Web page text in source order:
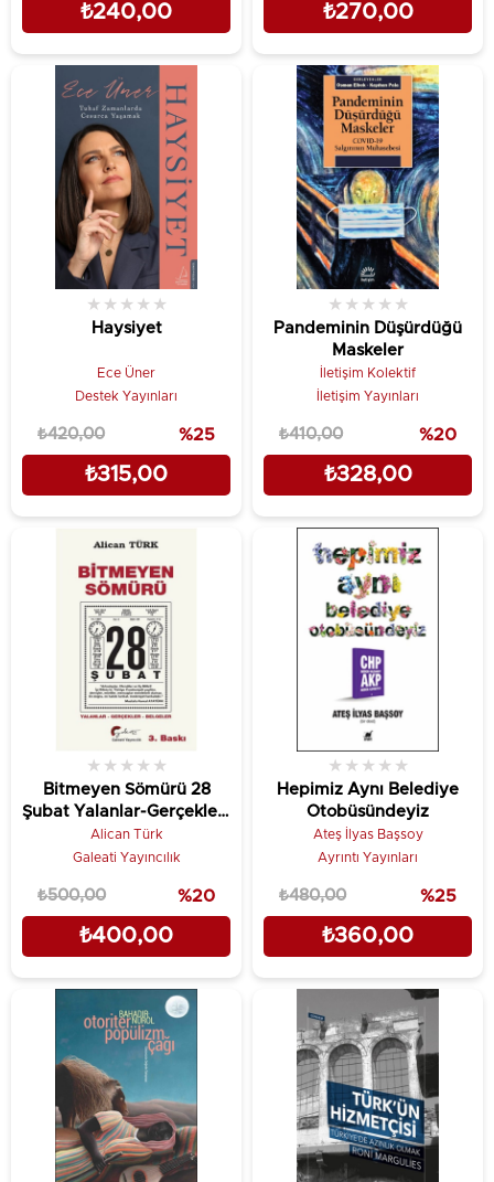
₺240,00 ₺270,00
Haysiyet
★ ★ ★ ★ ★
Ece Üner
Destek Yayınları
₺315,00
₺420,00 %25
Pandeminin Düşürdüğü
Maskeler
★ ★ ★ ★ ★
İletişim Kolektif
İletişim Yayınları
₺328,00
₺410,00 %20
Bitmeyen Sömürü 28
Şubat Yalanlar-Gerçekler-
Belgeler
★ ★ ★ ★ ★
Alican Türk
Galeati Yayıncılık
₺400,00
₺500,00 %20
Hepimiz Aynı Belediye
Otobüsündeyiz
★ ★ ★ ★ ★
Ateş İlyas Başsoy
Ayrıntı Yayınları
₺360,00
₺480,00 %25